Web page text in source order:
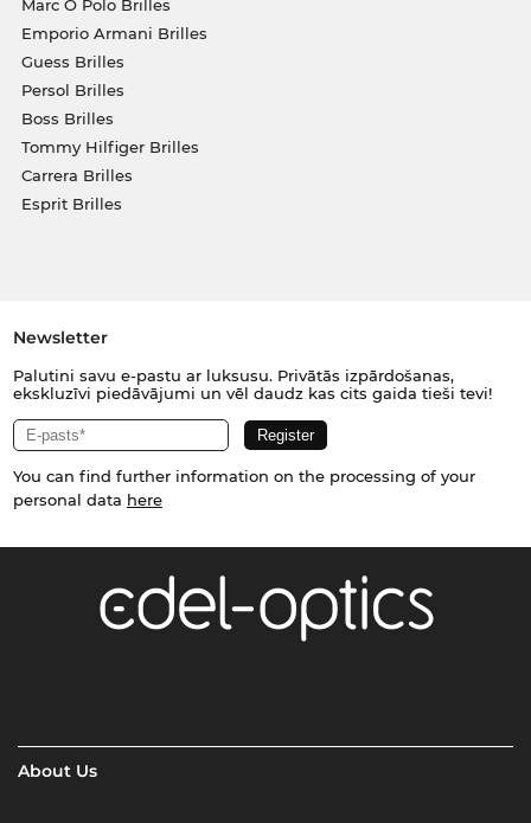
Marc O Polo Brilles
Emporio Armani Brilles
Guess Brilles
Persol Brilles
Boss Brilles
Tommy Hilfiger Brilles
Carrera Brilles
Esprit Brilles
Newsletter
Palutini savu e-pastu ar luksusu. Privātās izpārdošanas,
ekskluzīvi piedāvājumi un vēl daudz kas cits gaida tieši tevi!
You can find further information on the processing of your
personal data here
About Us